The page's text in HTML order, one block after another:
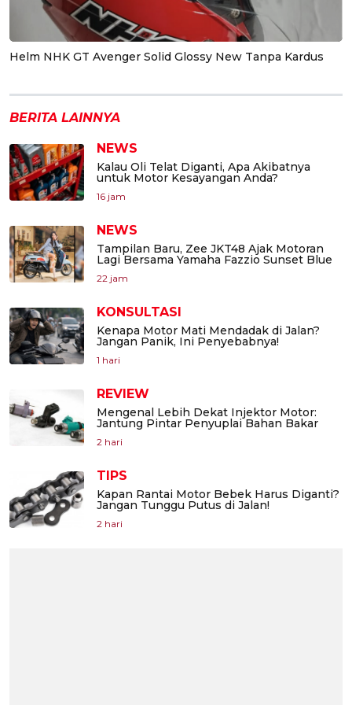
Helm NHK GT Avenger Solid Glossy New Tanpa Kardus
BERITA LAINNYA
NEWS
Kalau Oli Telat Diganti, Apa Akibatnya
untuk Motor Kesayangan Anda?
16 jam
NEWS
Tampilan Baru, Zee JKT48 Ajak Motoran
Lagi Bersama Yamaha Fazzio Sunset Blue
22 jam
KONSULTASI
Kenapa Motor Mati Mendadak di Jalan?
Jangan Panik, Ini Penyebabnya!
1 hari
REVIEW
Mengenal Lebih Dekat Injektor Motor:
Jantung Pintar Penyuplai Bahan Bakar
2 hari
TIPS
Kapan Rantai Motor Bebek Harus Diganti?
Jangan Tunggu Putus di Jalan!
2 hari